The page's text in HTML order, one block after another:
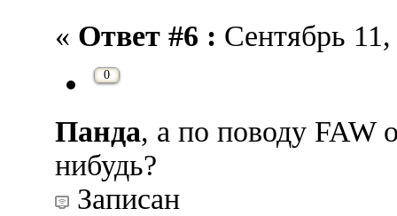
« Ответ #6 : Сентябрь
0
Панда, а по поводу FAW
нибудь?
Записан